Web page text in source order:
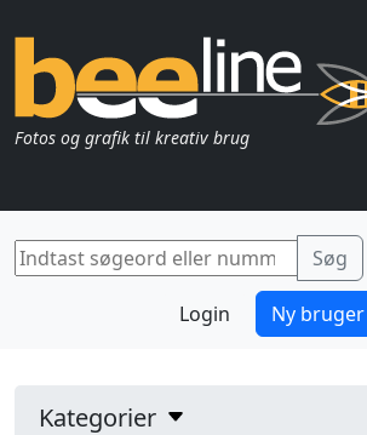
Fotos og grafik til kreativ brug
Login Ny bruger
Kategorier